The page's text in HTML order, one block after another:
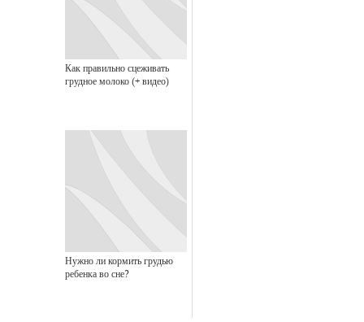
Как правильно сцеживать
грудное молоко (+ видео)
Нужно ли кормить грудью
ребенка во сне?